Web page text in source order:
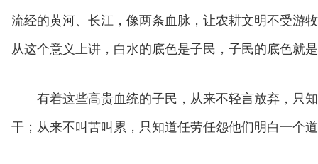
流经的黄河、长江，像两条血脉，让农耕文明不受游
从这个意义上讲，白水的底色是子民，子民的底色就
有着这些高贵血统的子民，从来不轻言放弃，只
干；从来不叫苦叫累，只知道任劳任怨他们明白一个